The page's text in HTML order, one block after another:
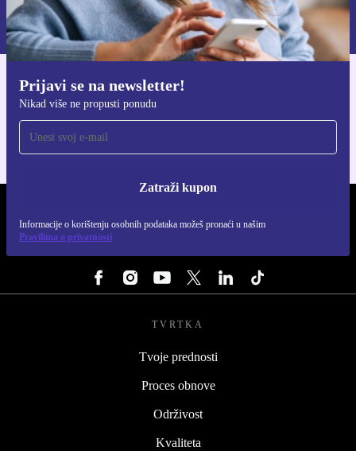
Prijavi se na newsletter!
Nikad više ne propusti ponudu
Zatraži kupon
Informacije o korištenju osobnih podataka možeš pronaći u našim
Pravilima o privatnosti
Informacije o korištenju osobnih podataka možeš pronaći u našim
Pravilima privatnosti.
Preuzmi refurbed aplikaciju
Za iOS i Android
TVRTKA
Tvoje prednosti
Proces obnove
Održivost
Kvaliteta